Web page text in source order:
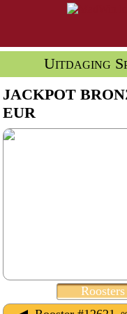
Uitdaging
JACKPOT
EUR
Roosters